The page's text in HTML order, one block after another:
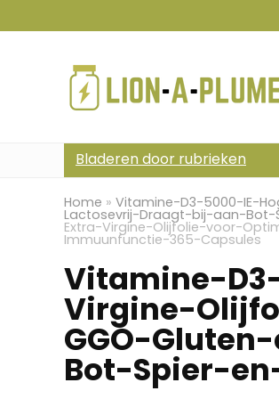
Bladeren door rubrieken
Home » Vitamine-D3-5000-IE-
Lactosevrij-Draagt-bij-aan-
Extra-Virgine-Olijfolie-voor-
Immuunfunctie-365-Capsules
Vitamine-
Virgine-
GGO-
Bot-Spier-